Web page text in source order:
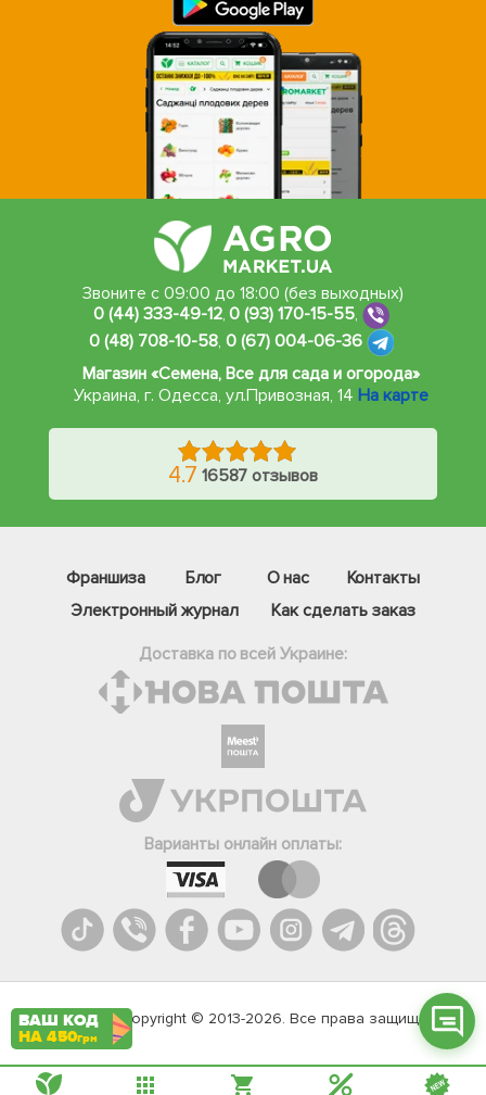
Звоните с 09:00 до 18:00 (без выходных)
0 (44) 333-49-12,0 (93) 170-15-55,
0 (48) 708-10-58, 0 (67) 004-06-36
Магазин «Семена, Все для сада и огорода»
Украина, г. Одесса, ул.Привозная, 14 На карте
4.7 16587 отзывов
Франшиза Блог О нас
Контакты
Электронный журнал
Как сделать заказ
Доставка по всей Украине:
Варианты онлайн оплаты:
Agromarket.Copyright © 2013-2026. Все права защищены
Телеграм
Вайбер
Онлайн чат
ВАШ КОД
НА 450грн